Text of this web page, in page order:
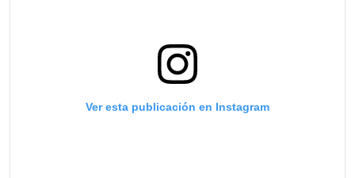
Ver esta publicación en Instagram